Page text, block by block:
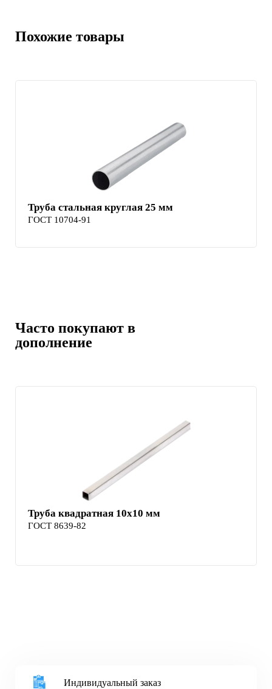
Похожие товары
Труба стальная круглая 25 мм
ГОСТ 10704-91
Часто покупают в
дополнение
Труба квадратная 10х10 мм
ГОСТ 8639-82
Индивидуальный заказ